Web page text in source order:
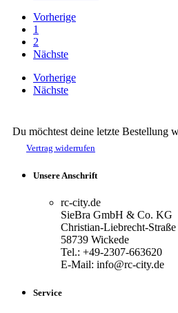
Vorherige
1
2
Nächste
Vorherige
Nächste
Du möchtest deine letzte Bestellung
Vertrag widerrufen
Unsere Anschrift
rc-city.de
SieBra GmbH & Co. KG
Christian-Liebrecht-Straße
58739 Wickede
Tel.: +49-2307-663620
E-Mail: info@rc-city.de
Service